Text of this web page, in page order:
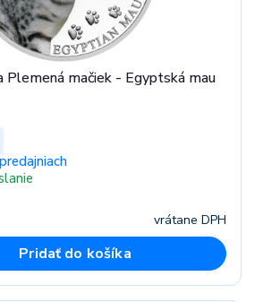
Plemená mačiek - Egyptská mau
vrátane DPH
Pridať do košíka